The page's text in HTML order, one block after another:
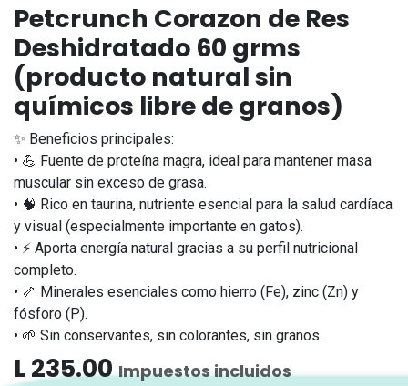
Petcrunch Corazon de Res
Deshidratado 60 grms
(producto natural sin
químicos libre de granos)
✨ Beneficios principales:
• 💪 Fuente de proteína magra, ideal para mantener masa
muscular sin exceso de grasa.
• 🧠 Rico en taurina, nutriente esencial para la salud cardíaca
y visual (especialmente importante en gatos).
• ⚡ Aporta energía natural gracias a su perfil nutricional
completo.
• 🦴 Minerales esenciales como hierro (Fe), zinc (Zn) y
fósforo (P).
• 🌱 Sin conservantes, sin colorantes, sin granos.
L235.00 Impuestos incluidos